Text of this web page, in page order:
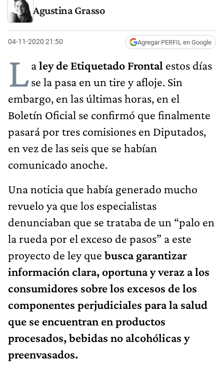
Agustina Grasso
04-11-2020 21:50 Agregar PERFIL en Google
Laley de Etiquetado Frontal estos días
se la pasa en un tire y afloje. Sin
embargo, en las últimas horas, en el
Boletín Oficial se confirmó que finalmente
pasará por tres comisiones en Diputados,
en vez de las seis que se habían
comunicado anoche.
Una noticia que había generado mucho
revuelo ya que los especialistas
denunciaban que se trataba de un “palo en
la rueda por el exceso de pasos” a este
proyecto de ley que busca garantizar
información clara, oportuna y veraz a los
consumidores sobre los excesos de los
componentes perjudiciales para la salud
que se encuentran en productos
procesados, bebidas no alcohólicas y
preenvasados.